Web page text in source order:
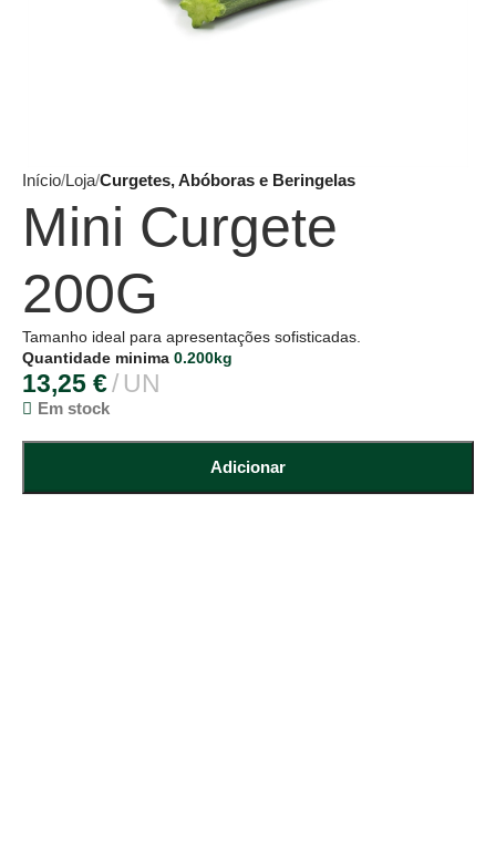
Início Loja Curgetes, Abóboras e Beringelas
Mini Curgete
200G
Tamanho ideal para apresentações sofisticadas.
Quantidade minima 0.200kg
13,25 € UN
Em stock
Adicionar